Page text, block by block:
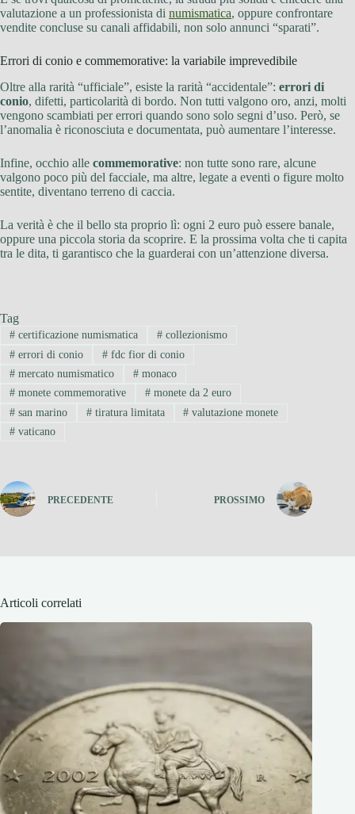
valutazione a un professionista di numismatica, oppure confrontare
vendite concluse su canali affidabili, non solo annunci “sparati”.
Errori di conio e commemorative: la variabile imprevedibile
Oltre alla rarità “ufficiale”, esiste la rarità “accidentale”: errori di
conio, difetti, particolarità di bordo. Non tutti valgono oro, anzi, molti
vengono scambiati per errori quando sono solo segni d’uso. Però, se
l’anomalia è riconosciuta e documentata, può aumentare l’interesse.
Infine, occhio alle commemorative: non tutte sono rare, alcune
valgono poco più del facciale, ma altre, legate a eventi o figure molto
sentite, diventano terreno di caccia.
La verità è che il bello sta proprio lì: ogni 2 euro può essere banale,
oppure una piccola storia da scoprire. E la prossima volta che ti capita
tra le dita, ti garantisco che la guarderai con un’attenzione diversa.
Tag
#certificazione numismatica #collezionismo
#errori di conio #fdc fior di conio
#mercato numismatico #monaco
#monete commemorative #monete da 2 euro
#san marino #tiratura limitata # valutazione monete
#vaticano
PRECEDENTE PROSSIMO
Articoli correlati